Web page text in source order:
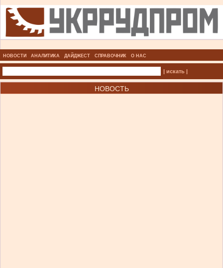
НОВОСТИ АНАЛИТИКА ДАЙДЖЕСТ СПРАВОЧНИК О НАС
| искать |
НОВОСТЬ